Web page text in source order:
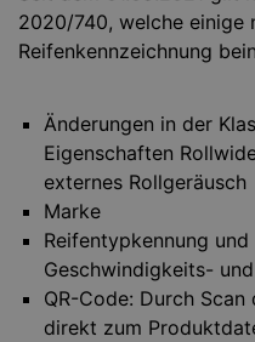
2020/740, welche einige
Reifenkennzeichnung
Änderungen in der
Eigenschaften
externes Rollgeräusch
Marke
Reifentypkennung
Geschwindigkeits-
QR-Code: Durch
direkt zum